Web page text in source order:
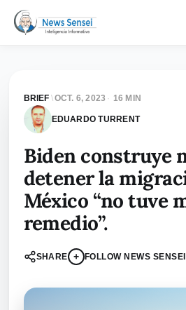
BRIEF \OCT. 6, 2023 · 16 MIN
EDUARDO TURRENT
Biden construye
detener la
México “no tuve
remedio”.
SHARE + FOLLOW NEWS SENSEI